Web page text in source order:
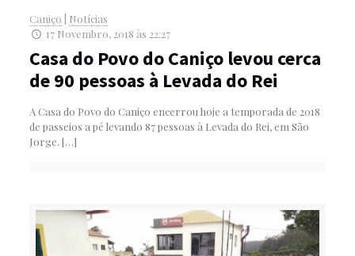
Caniço
Notícias
17 Novembro, 2018 às 22:27
Casa do Povo do Caniço levou cerca
de 90 pessoas à Levada do Rei
A Casa do Povo do Caniço encerrou hoje a temporada de 2018
de passeios a pé levando 87 pessoas à Levada do Rei, em São
Jorge. […]